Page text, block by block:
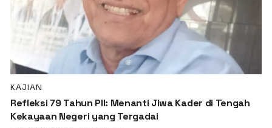
KAJIAN
Refleksi 79 Tahun PII: Menanti Jiwa Kader di Tengah
Kekayaan Negeri yang Tergadai